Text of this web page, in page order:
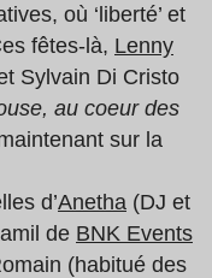
où ‘liberté’ et
fêtes-là, Lenny
Sylvain Di Cristo
au coeur des
sur la
d’Anetha (DJ et
de BNK Events
(habitué des